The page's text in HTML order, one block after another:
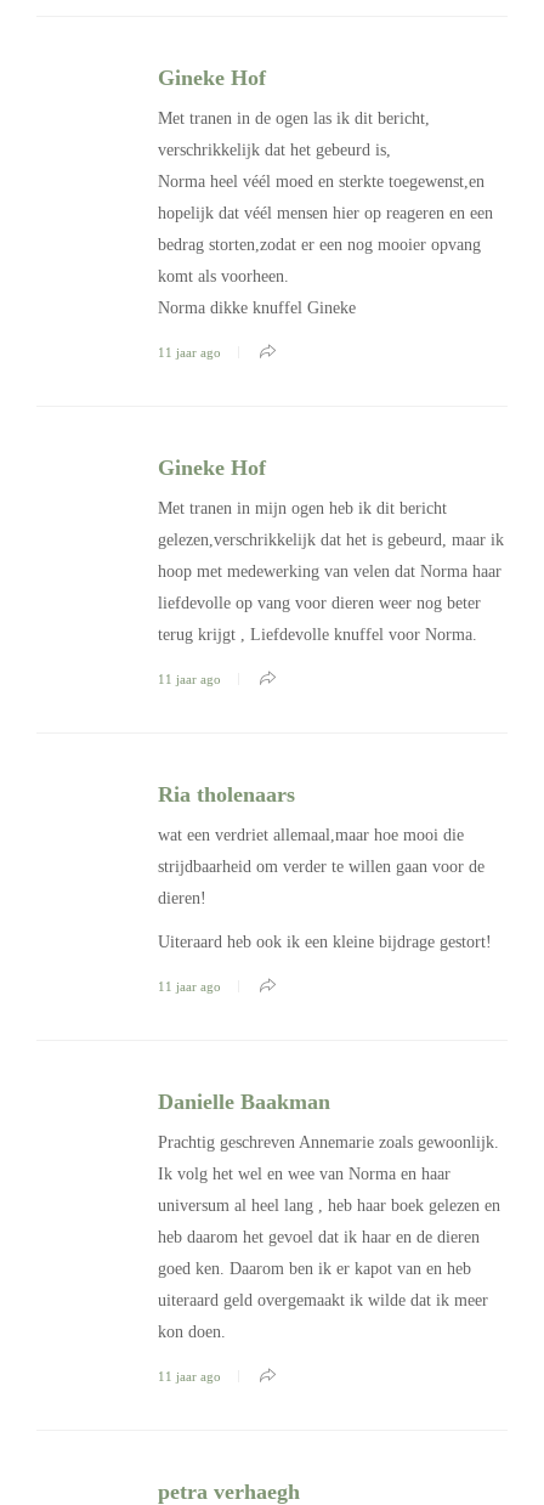
Gineke Hof
Met tranen in de ogen las ik dit bericht,
verschrikkelijk dat het gebeurd is,
Norma heel véél moed en sterkte toegewenst,en
hopelijk dat véél mensen hier op reageren en een
bedrag storten,zodat er een nog mooier opvang
komt als voorheen.
Norma dikke knuffel Gineke
11 jaar ago
Gineke Hof
Met tranen in mijn ogen heb ik dit bericht
gelezen,verschrikkelijk dat het is gebeurd, maar ik
hoop met medewerking van velen dat Norma haar
liefdevolle op vang voor dieren weer nog beter
terug krijgt , Liefdevolle knuffel voor Norma.
11 jaar ago
Ria tholenaars
wat een verdriet allemaal,maar hoe mooi die
strijdbaarheid om verder te willen gaan voor de
dieren!
Uiteraard heb ook ik een kleine bijdrage gestort!
11 jaar ago
Danielle Baakman
Prachtig geschreven Annemarie zoals gewoonlijk.
Ik volg het wel en wee van Norma en haar
universum al heel lang , heb haar boek gelezen en
heb daarom het gevoel dat ik haar en de dieren
goed ken. Daarom ben ik er kapot van en heb
uiteraard geld overgemaakt ik wilde dat ik meer
kon doen.
11 jaar ago
petra verhaegh